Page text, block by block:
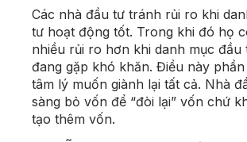
Các nhà đầu tư tránh rủi ro khi
tư hoạt động tốt. Trong khi đó họ
nhiều rủi ro hơn khi danh mục đầu
đang gặp khó khăn. Điều này
tâm lý muốn giành lại tất cả. Nhà
sàng bỏ vốn để “đòi lại” vốn chứ
tạo thêm vốn.